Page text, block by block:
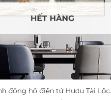
HẾT HÀNG
đồng hồ điện tử Hươu Tài Lộc